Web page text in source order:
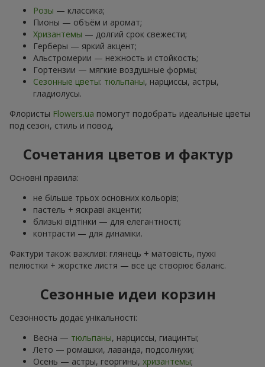
Розы — классика;
Пионы — объём и аромат;
Хризантемы — долгий срок свежести;
Герберы — яркий акцент;
Альстромерии — нежность и стойкость;
Гортензии — мягкие воздушные формы;
Сезонные цветы: тюльпаны, нарциссы, астры,
гладиолусы.
Флористы Flowers.ua помогут подобрать идеальные цветы
под сезон, стиль и повод.
Сочетания цветов и фактур
Основні правила:
не більше трьох основних кольорів;
пастель + яскраві акценти;
близькі відтінки — для елегантності;
контрасти — для динаміки.
Фактури також важливі: глянець + матовість, пухкі
пелюстки + жорстке листя — все це створює баланс.
Сезонные идеи корзин
Сезонность додає унікальності:
Весна — тюльпаны, нарциссы, гиацинты;
Лето — ромашки, лаванда, подсолнухи;
Осень — астры, георгины, хризантемы;